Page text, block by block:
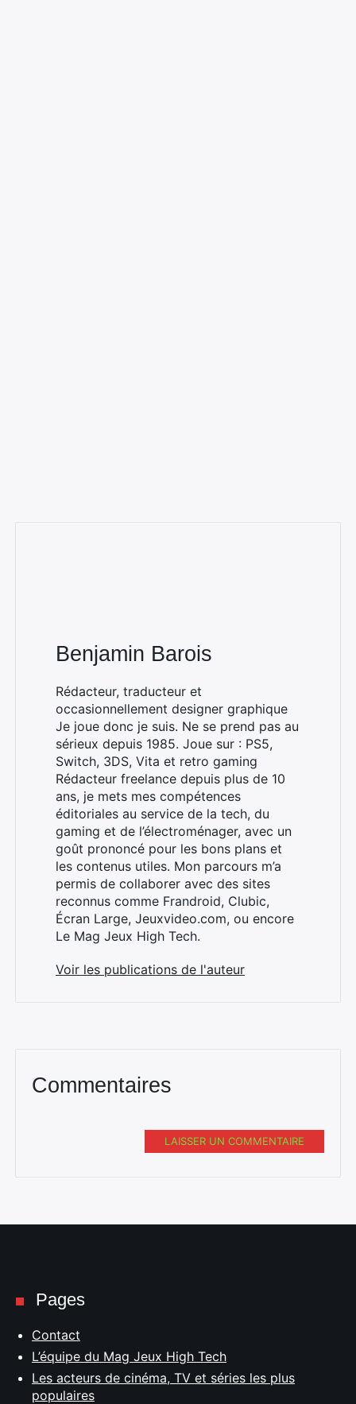
Benjamin Barois
Rédacteur, traducteur et
occasionnellement designer graphique
Je joue donc je suis. Ne se prend pas au
sérieux depuis 1985. Joue sur : PS5,
Switch, 3DS, Vita et retro gaming
Rédacteur freelance depuis plus de 10
ans, je mets mes compétences
éditoriales au service de la tech, du
gaming et de l’électroménager, avec un
goût prononcé pour les bons plans et
les contenus utiles. Mon parcours m’a
permis de collaborer avec des sites
reconnus comme Frandroid, Clubic,
Écran Large, Jeuxvideo.com, ou encore
Le Mag Jeux High Tech.
Voir les publications de l'auteur
Commentaires
LAISSER UN COMMENTAIRE
Pages
Contact
L’équipe du Mag Jeux High Tech
Les acteurs de cinéma, TV et séries les plus
populaires